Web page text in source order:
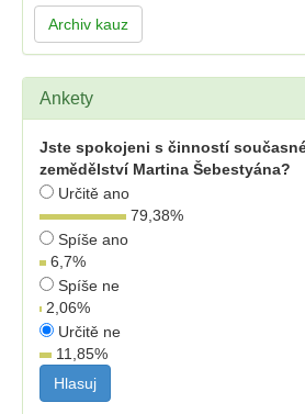
Archiv kauz
Ankety
Jste spokojeni s činností
zemědělství Martina Šebestyána?
Určitě ano
79,38%
Spíše ano
6,7%
Spíše ne
2,06%
Určitě ne
11,85%